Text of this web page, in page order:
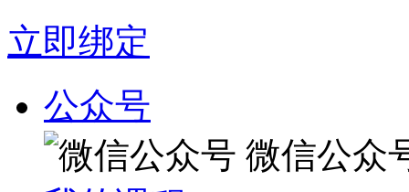
立即绑定
公众号
微信公众